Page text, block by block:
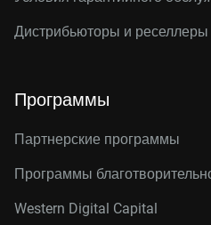
Дистрибьюторы и реселлеры
Программы
Партнерские программы
Программы
Western Digital Capital